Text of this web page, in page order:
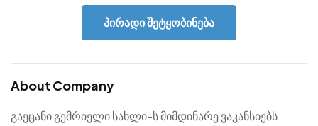
პირადი შეტყობინება
About Company
გაეცანი გემრიელი სახლი-ს მიმდინარე ვაკანსიებს